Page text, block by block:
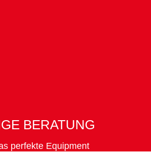
BERATUNG
perfekte Equipment